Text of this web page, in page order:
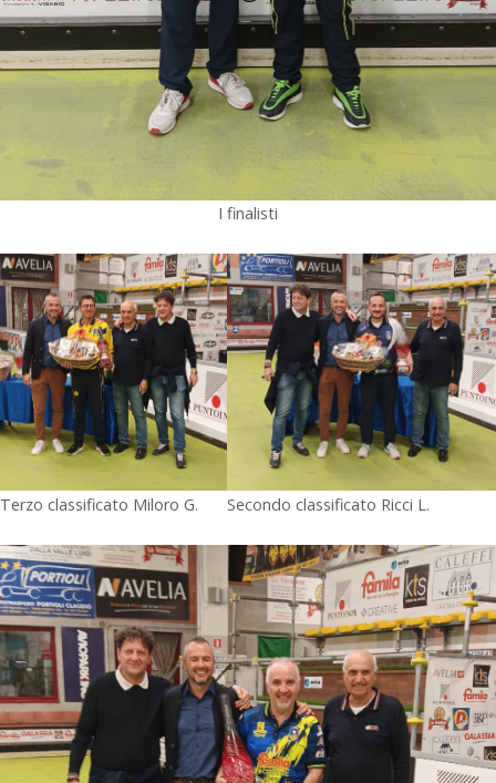
I finalisti
Terzo classificato Miloro G. Secondo classificato Ricci L.